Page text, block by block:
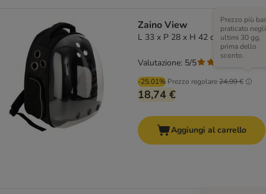
Zaino View
L 33 x P 28 x H 42 cm
-25.01% Prezzo regolare24,99 €
Prezzo più
praticato negli
ultimi 30 gg,
prima dello
sconto.
18,74 €
Valutazione: 5/5
Aggiungi al carrello